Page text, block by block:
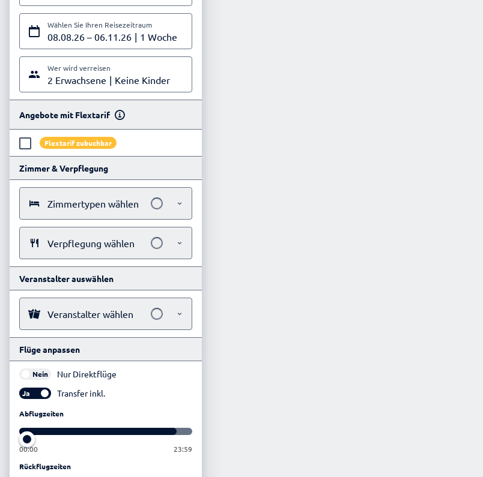
Wählen Sie Ihren Reisezeitraum
08.08.26 – 06.11.26 1 Woche
Wer wird verreisen
2 Erwachsene Keine Kinder
Angebote mit Flextarif
Flextarif zubuchbar
Zimmer & Verpflegung
Zimmertypen wählen
Verpflegung wählen
Veranstalter auswählen
Veranstalter wählen
Flüge anpassen
Nein Nur Direktflüge
Ja Transfer inkl.
Abflugzeiten
00:00
23:59
Rückflugzeiten